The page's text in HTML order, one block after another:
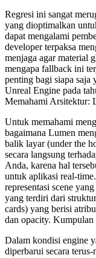
Regresi ini sangat
yang dioptimalkan
dapat mengalami
developer terpaksa
menjaga agar material
mengapa fallback ini
penting bagi siapa saja
Unreal Engine pada
Memahami Arsitektur:
Untuk memahami
bagaimana Lumen
balik layar (under the
secara langsung
Anda, karena hal
untuk aplikasi real-
representasi scene
yang terdiri dari
cards) yang berisi
dan opacity.
Dalam kondisi engine
diperbarui secara